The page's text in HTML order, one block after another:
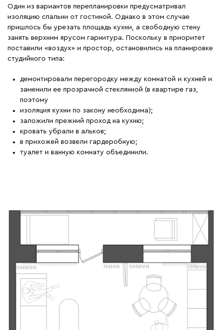
Один из вариантов перепланировки предусматривал
изоляцию спальни от гостиной. Однако в этом случае
пришлось бы урезать площадь кухни, а свободную стену
занять верхним ярусом гарнитура. Поскольку в приоритет
поставили «воздух» и простор, остановились на планировке
студийного типа:
демонтировали перегородку между комнатой и кухней и
заменили ее прозрачной стеклянной (в квартире газ,
поэтому
изоляция кухни по закону необходима);
заложили прежний проход на кухню;
кровать убрали в альков;
в прихожей возвели гардеробную;
туалет и ванную комнату объединили.